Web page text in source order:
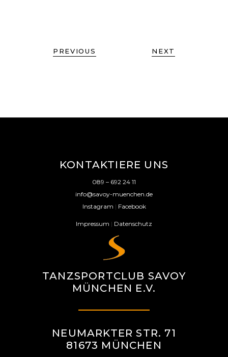
PREVIOUS NEXT
KONTAKTIERE UNS
089 – 692 24 11
info@savoy-muenchen.de
Instagram | Facebook
Impressum | Datenschutz
TANZSPORTCLUB SAVOY
MÜNCHEN E.V.
NEUMARKTER STR. 71
81673 MÜNCHEN